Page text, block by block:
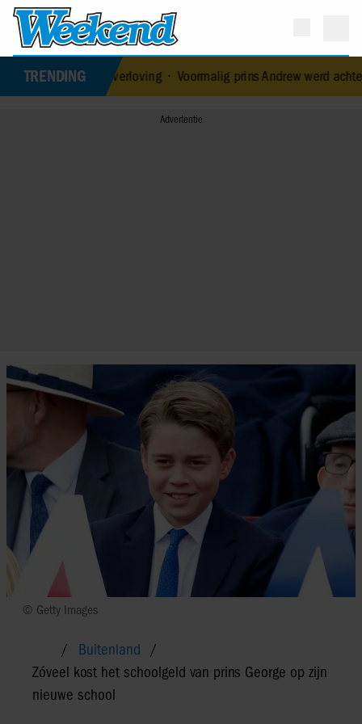
TRENDING
verloving • Voormalig prins Andrew werd achtervolgd door
© Getty Images
Buitenland
Zóveel kost het schoolgeld van prins George op zijn
nieuwe school